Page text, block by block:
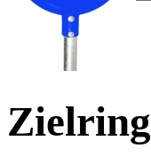
Zielring